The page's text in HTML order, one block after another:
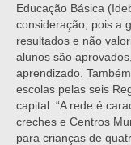
Educação Básica
consideração, pois a
resultados e não
alunos são
aprendizado.
escolas pelas seis
capital. “A rede é
creches e Centros
para crianças de